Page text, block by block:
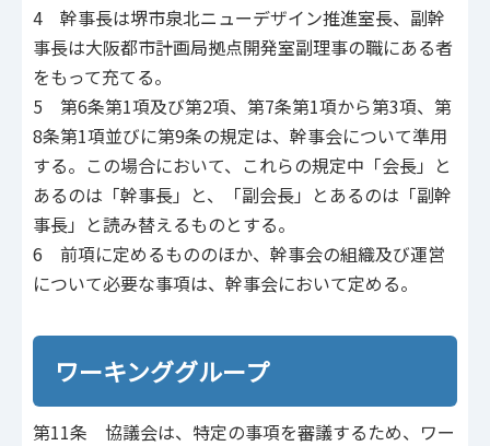
4 幹事長は堺市泉北ニューデザイン推進室長、副幹
事長は大阪都市計画局拠点開発室副理事の職にある者
をもって充てる。
5 第6条第1項及び第2項、第7条第1項から第3項、第
8条第1項並びに第9条の規定は、幹事会について準用
する。この場合において、これらの規定中「会長」と
あるのは「幹事長」と、「副会長」とあるのは「副幹
事長」と読み替えるものとする。
6 前項に定めるもののほか、幹事会の組織及び運営
について必要な事項は、幹事会において定める。
ワーキンググループ
第11条 協議会は、特定の事項を審議するため、ワー